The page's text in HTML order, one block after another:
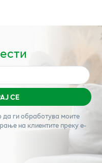
СЕ
да ги обработува моите
на клиентите преку е-